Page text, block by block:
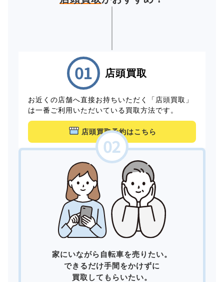
店頭買取
お近くの店舗へ直接お持ちいただく「店頭買取」
は一番ご利用いただいている買取方法です。
店頭買取予約はこちら
家にいながら自転車を売りたい。
できるだけ手間をかけずに
買取してもらいたい。